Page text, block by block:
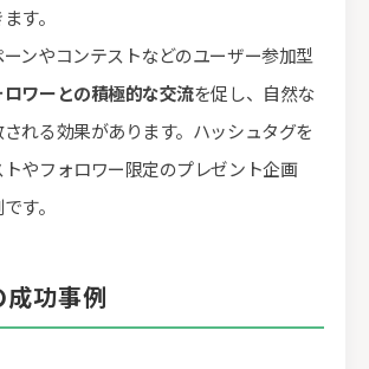
す。
ーンやコンテストなどのユーザー参加型
ロワーとの積極的な交流を促し、自然な
れる効果があります。ハッシュタグを
やフォロワー限定のプレゼント企画
す。
功事例